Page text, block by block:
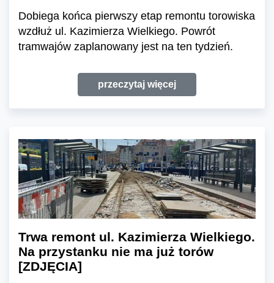
Dobiega końca pierwszy etap remontu torowiska
wzdłuż ul. Kazimierza Wielkiego. Powrót
tramwajów zaplanowany jest na ten tydzień.
przeczytaj więcej
Trwa remont ul. Kazimierza Wielkiego.
Na przystanku nie ma już torów
[ZDJĘCIA]